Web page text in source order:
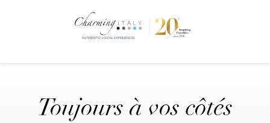
Toujours à vos côtés